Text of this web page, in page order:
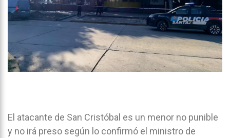
El atacante de San Cristóbal es un menor no punible
y no irá preso según lo confirmó el ministro de